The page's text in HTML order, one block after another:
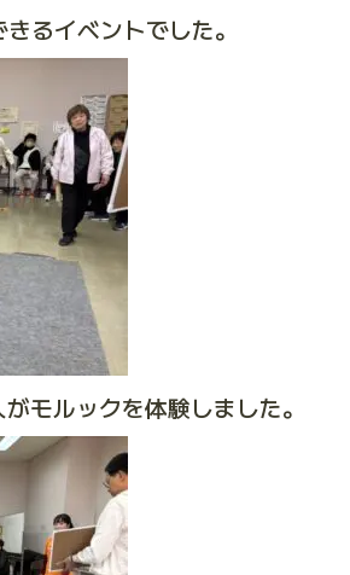
るイベントでした。
モルックを体験しました。